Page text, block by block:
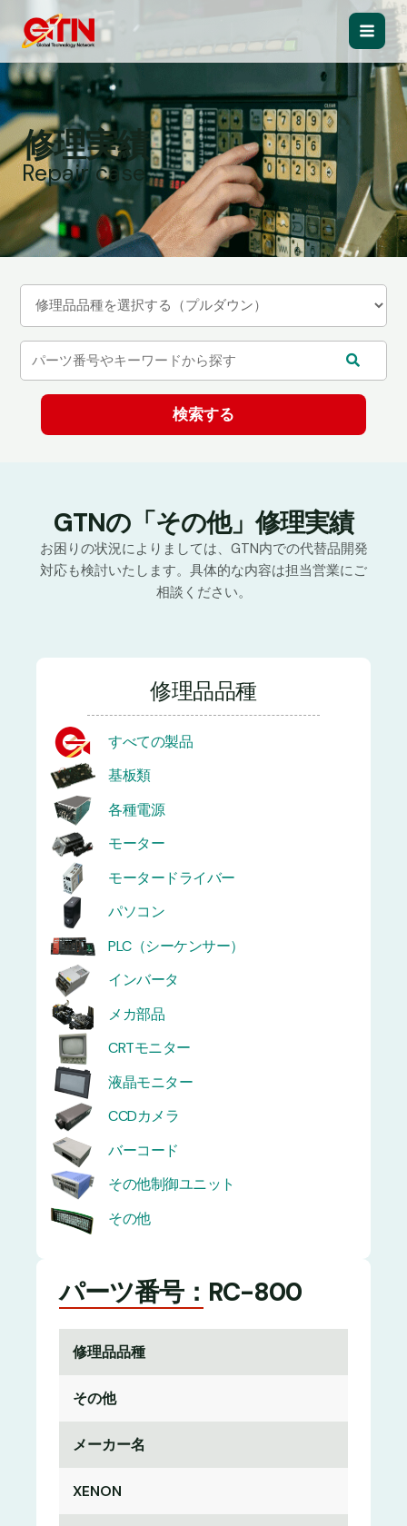
ス
キ
ッ
プ
Main
修理実績
Repair case
GTNの「その他」修理実績
お困りの状況によりましては、GTN内での代替品開発
対応も検討いたします。具体的な内容は担当営業にご
相談ください。
修理品品種
すべての製品
基板類
各種電源
モーター
モータードライバー
パソコン
PLC（シーケンサー）
インバータ
メカ部品
CRTモニター
液晶モニター
CCDカメラ
バーコード
その他制御ユニット
その他
パーツ番号：RC-800
修理品品種
その他
メーカー名
XENON